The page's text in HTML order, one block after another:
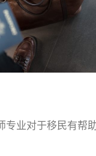
专业对于移民有帮助